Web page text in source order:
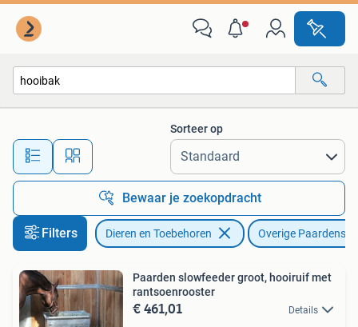
Alle afstanden…
Sorteer op
Bewaar je zoekopdracht
Filters Dieren en Toebehoren Overige
Paarden slowfeeder groot, hooiruif met
rantsoenrooster
€ 461,01 Details